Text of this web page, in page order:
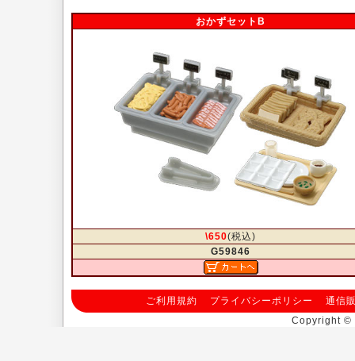
おかずセットB
\650(税込)
G59846
ご利用規約 プライバシーポリシー
通信
Copyright ©